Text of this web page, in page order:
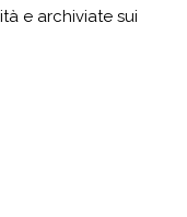
e archiviate sui